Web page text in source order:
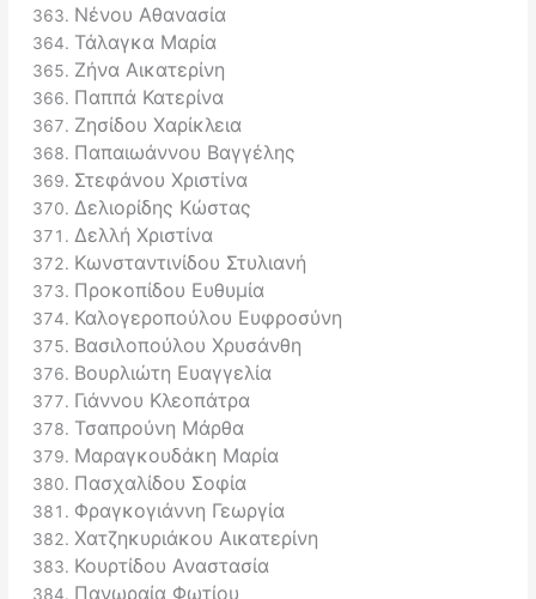
Νένου Αθανασία
Τάλαγκα Μαρία
Ζήνα Αικατερίνη
Παππά Κατερίνα
Ζησίδου Χαρίκλεια
Παπαιωάννου Βαγγέλης
Στεφάνου Χριστίνα
Δελιορίδης Κώστας
Δελλή Χριστίνα
Κωνσταντινίδου Στυλιανή
Προκοπίδου Ευθυμία
Καλογεροπούλου Ευφροσύνη
Βασιλοπούλου Χρυσάνθη
Βουρλιώτη Ευαγγελία
Γιάννου Κλεοπάτρα
Τσαπρούνη Μάρθα
Μαραγκουδάκη Μαρία
Πασχαλίδου Σοφία
Φραγκογιάννη Γεωργία
Χατζηκυριάκου Αικατερίνη
Κουρτίδου Αναστασία
Πανωραία Φωτίου